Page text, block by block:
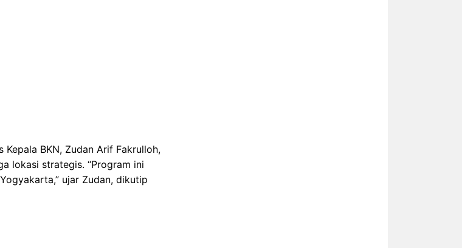
Kepala BKN, Zudan Arif Fakrulloh,
lokasi strategis. “Program ini
ujar Zudan, dikutip